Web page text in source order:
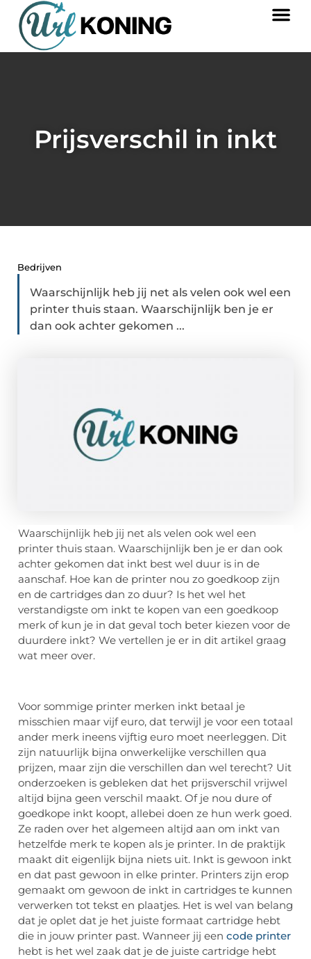
Prijsverschil in inkt
Bedrijven
Waarschijnlijk heb jij net als velen ook wel een
printer thuis staan. Waarschijnlijk ben je er
dan ook achter gekomen ...
Waarschijnlijk heb jij net als velen ook wel een
printer thuis staan. Waarschijnlijk ben je er dan ook
achter gekomen dat inkt best wel duur is in de
aanschaf. Hoe kan de printer nou zo goedkoop zijn
en de cartridges dan zo duur? Is het wel het
verstandigste om inkt te kopen van een goedkoop
merk of kun je in dat geval toch beter kiezen voor de
duurdere inkt? We vertellen je er in dit artikel graag
wat meer over.
Voor sommige printer merken inkt betaal je
misschien maar vijf euro, dat terwijl je voor een totaal
ander merk ineens vijftig euro moet neerleggen. Dit
zijn natuurlijk bijna onwerkelijke verschillen qua
prijzen, maar zijn die verschillen dan wel terecht? Uit
onderzoeken is gebleken dat het prijsverschil vrijwel
altijd bijna geen verschil maakt. Of je nou dure of
goedkope inkt koopt, allebei doen ze hun werk goed.
Ze raden over het algemeen altijd aan om inkt van
hetzelfde merk te kopen als je printer. In de praktijk
maakt dit eigenlijk bijna niets uit. Inkt is gewoon inkt
en dat past gewoon in elke printer. Printers zijn erop
gemaakt om gewoon de inkt in cartridges te kunnen
verwerken tot tekst en plaatjes. Het is wel van belang
dat je oplet dat je het juiste formaat cartridge hebt
die in jouw printer past. Wanneer jij een code printer
hebt is het wel zaak dat je de juiste cartridge hebt